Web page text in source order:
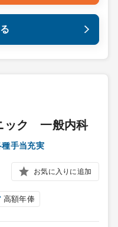
ック 一般内科
手当充実
お気に入りに追加
高額年俸